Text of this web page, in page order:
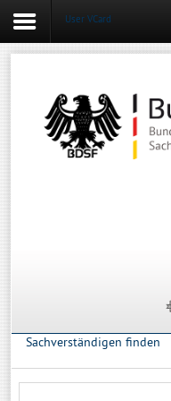
User VCard
Sachverständigen finden